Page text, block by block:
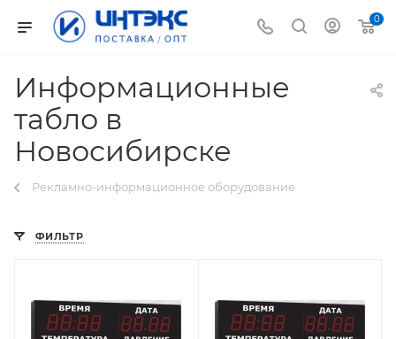
0
Информационные
табло в
Новосибирске
Рекламно-информационное оборудование
ФИЛЬТР